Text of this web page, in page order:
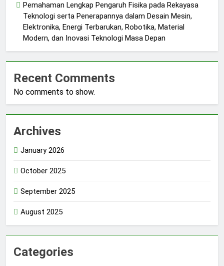
Pemahaman Lengkap Pengaruh Fisika pada Rekayasa
Teknologi serta Penerapannya dalam Desain Mesin,
Elektronika, Energi Terbarukan, Robotika, Material
Modern, dan Inovasi Teknologi Masa Depan
Recent Comments
No comments to show.
Archives
January 2026
October 2025
September 2025
August 2025
Categories